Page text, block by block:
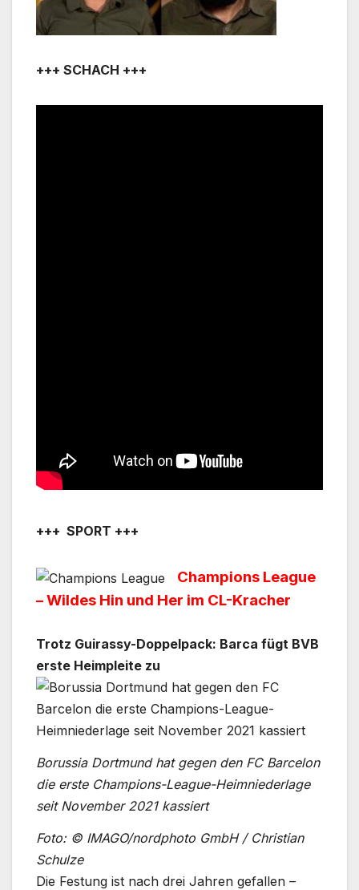
+++ SCHACH +++
+++ SPORT +++
Champions League
– Wildes Hin und Her im CL-Kracher
Trotz Guirassy-Doppelpack: Barca fügt BVB
erste Heimpleite zu
Borussia Dortmund hat gegen den FC Barcelon
die erste Champions-League-Heimniederlage
seit November 2021 kassiert
Foto: © IMAGO/nordphoto GmbH / Christian
Schulze
Die Festung ist nach drei Jahren gefallen –